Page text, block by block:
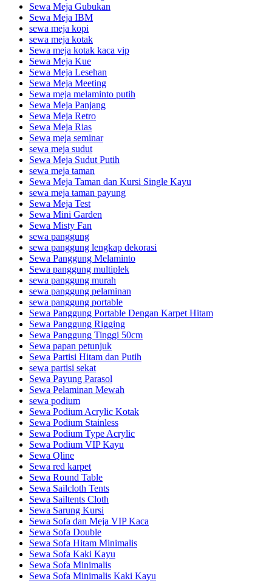
Sewa Meja Gubukan
Sewa Meja IBM
sewa meja kopi
sewa meja kotak
Sewa meja kotak kaca vip
Sewa Meja Kue
Sewa Meja Lesehan
Sewa Meja Meeting
Sewa meja melaminto putih
Sewa Meja Panjang
Sewa Meja Retro
Sewa Meja Rias
Sewa meja seminar
sewa meja sudut
Sewa Meja Sudut Putih
sewa meja taman
Sewa Meja Taman dan Kursi Single Kayu
sewa meja taman payung
Sewa Meja Test
Sewa Mini Garden
Sewa Misty Fan
sewa panggung
sewa panggung lengkap dekorasi
Sewa Panggung Melaminto
Sewa panggung multiplek
sewa panggung murah
sewa panggung pelaminan
sewa panggung portable
Sewa Panggung Portable Dengan Karpet Hitam
Sewa Panggung Rigging
Sewa Panggung Tinggi 50cm
Sewa papan petunjuk
Sewa Partisi Hitam dan Putih
sewa partisi sekat
Sewa Payung Parasol
Sewa Pelaminan Mewah
sewa podium
Sewa Podium Acrylic Kotak
Sewa Podium Stainless
Sewa Podium Type Acrylic
Sewa Podium VIP Kayu
Sewa Qline
Sewa red karpet
Sewa Round Table
Sewa Sailcloth Tents
Sewa Sailtents Cloth
Sewa Sarung Kursi
Sewa Sofa dan Meja VIP Kaca
Sewa Sofa Double
Sewa Sofa Hitam Minimalis
Sewa Sofa Kaki Kayu
Sewa Sofa Minimalis
Sewa Sofa Minimalis Kaki Kayu